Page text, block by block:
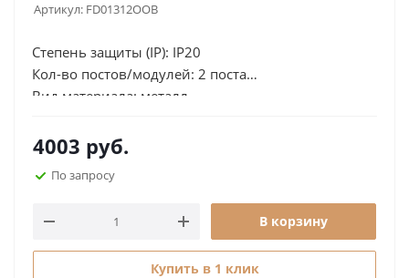
Артикул: FD01312OOB
Степень защиты (IP): IP20
Кол-во постов/модулей: 2 поста
Вид материала: металл
Ориентация монтажа:
горизонтальная,вертикальная
Поле для надписи: нет
Ширина, мм: 178
4003 руб.
По запросу
В корзину
Купить в 1 клик